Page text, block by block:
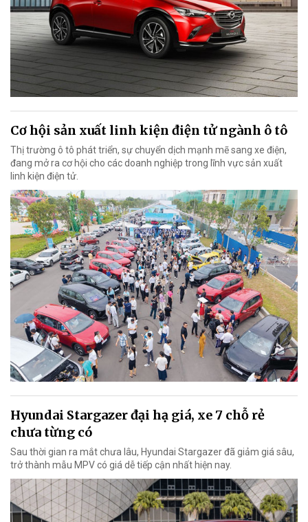
Cơ hội sản xuất linh kiện điện tử ngành ô tô
Thị trường ô tô phát triển, sự chuyển dịch mạnh mẽ sang xe điện,
đang mở ra cơ hội cho các doanh nghiệp trong lĩnh vực sản xuất
linh kiện điện tử.
Hyundai Stargazer đại hạ giá, xe 7 chỗ rẻ
chưa từng có
Sau thời gian ra mắt chưa lâu, Hyundai Stargazer đã giảm giá sâu,
trở thành mẫu MPV có giá dễ tiếp cận nhất hiện nay.